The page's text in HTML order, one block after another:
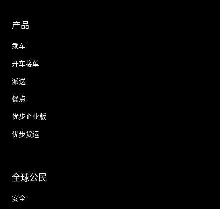
产品
乘车
开车接单
派送
餐点
优步企业版
优步货运
全球公民
安全